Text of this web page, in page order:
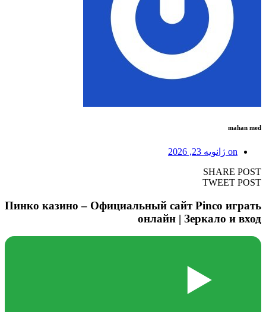
mahan med
on ژانویه 23, 2026
SHARE POST
TWEET POST
Пинко казино – Официальный сайт Pinco играть
онлайн | Зеркало и вход
▶️